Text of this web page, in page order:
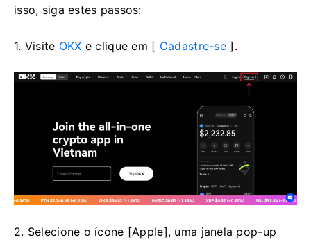
isso, siga estes passos:
1. Visite OKX e clique em [ Cadastre-se].
2. Selecione o ícone [Apple], uma janela pop-up